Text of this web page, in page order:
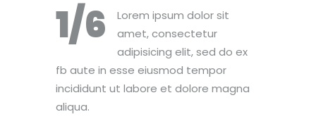
1/6
Lorem ipsum dolor sit
amet, consectetur
adipisicing elit, sed do ex
fb aute in esse eiusmod tempor
incididunt ut labore et dolore magna
aliqua.